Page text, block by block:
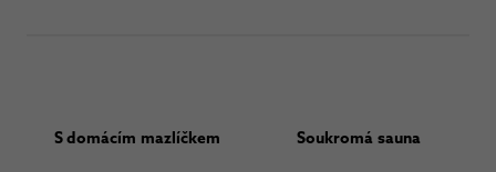
S domácím mazlíčkem Soukromá sauna